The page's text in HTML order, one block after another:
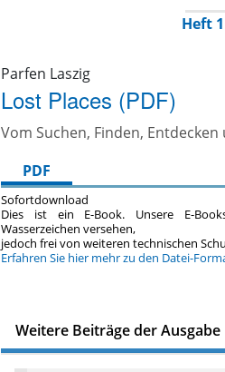
Heft 1
Parfen Laszig
Lost Places (PDF)
Vom Suchen, Finden,
PDF
Sofortdownload
Dies ist ein E-Book. Unsere E-
Wasserzeichen versehen,
jedoch frei von weiteren technischen
Erfahren Sie hier mehr zu den Datei-
Weitere Beiträge der Ausgabe